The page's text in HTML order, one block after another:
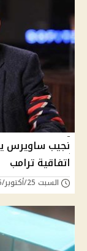
نجيب ساويرس
اتفاقية ترامب
السبت 25/أكتوبر/2025 - 08:54 م